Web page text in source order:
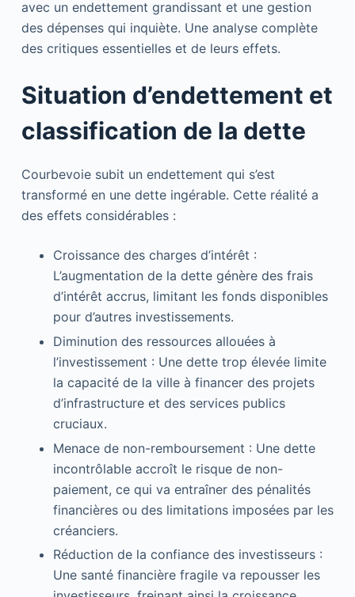
avec un endettement grandissant et une gestion
des dépenses qui inquiète. Une analyse complète
des critiques essentielles et de leurs effets.
Situation d’endettement et
classification de la dette
Courbevoie subit un endettement qui s’est
transformé en une dette ingérable. Cette réalité a
des effets considérables :
Croissance des charges d’intérêt :
L’augmentation de la dette génère des frais
d’intérêt accrus, limitant les fonds disponibles
pour d’autres investissements.
Diminution des ressources allouées à
l’investissement : Une dette trop élevée limite
la capacité de la ville à financer des projets
d’infrastructure et des services publics
cruciaux.
Menace de non-remboursement : Une dette
incontrôlable accroît le risque de non-
paiement, ce qui va entraîner des pénalités
financières ou des limitations imposées par les
créanciers.
Réduction de la confiance des investisseurs :
Une santé financière fragile va repousser les